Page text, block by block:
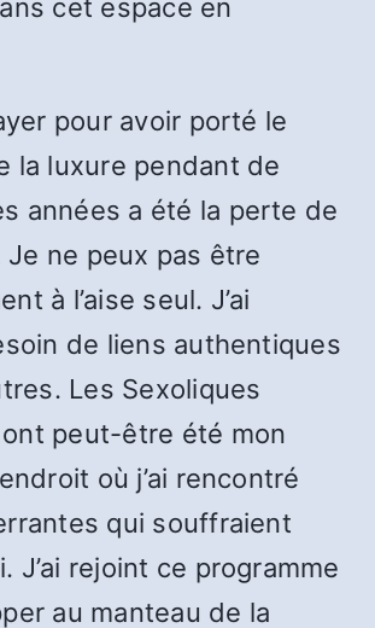
cet espace en
pour avoir porté le
la luxure pendant de
années a été la perte de
Je ne peux pas être
à l’aise seul. J’ai
de liens authentiques
Les Sexoliques
peut-être été mon
où j’ai rencontré
qui souffraient
J’ai rejoint ce programme
au manteau de la